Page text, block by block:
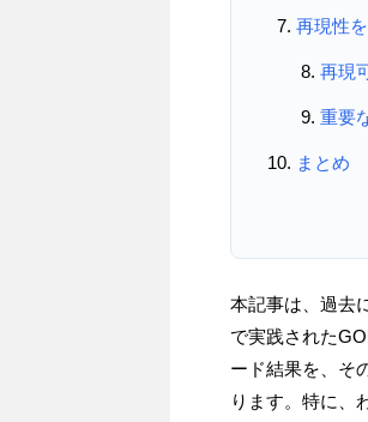
再現性
再現
重要
まとめ
本記事は、過去
で実践された
ード結果を、そ
ります。特に、